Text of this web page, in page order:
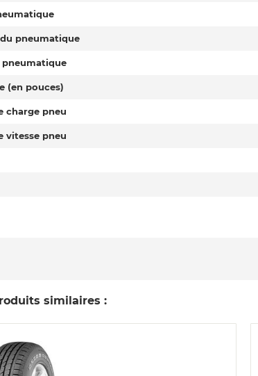
pneumatique
pneumatique
(en pouces)
charge pneu
vitesse pneu
similaires :